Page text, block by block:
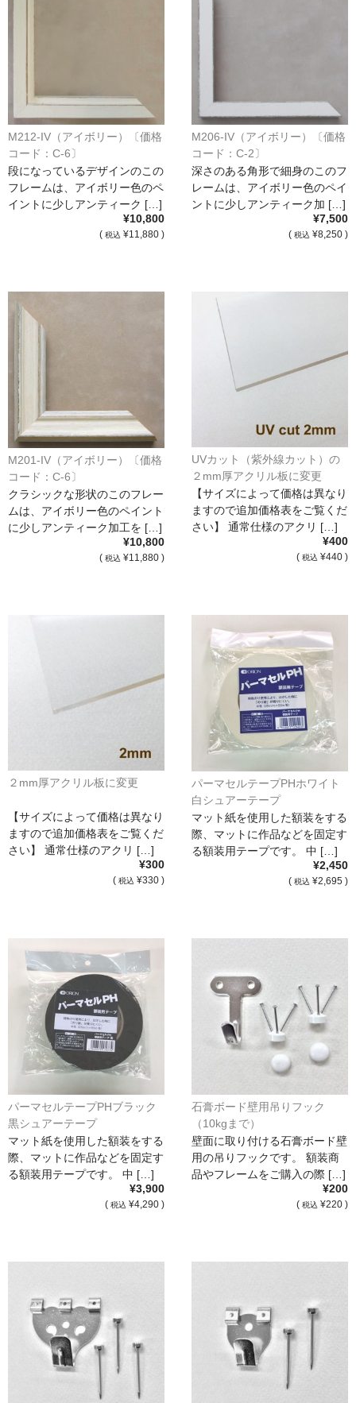
M212-IV（アイボリー）〔価格
コード：C-6〕
段になっているデザインのこの
フレームは、アイボリー色のペ
イントに少しアンティーク […]
¥10,800
( 税込 ¥11,880 )
M206-IV（アイボリー）〔価格
コード：C-2〕
深さのある角形で細身のこのフ
レームは、アイボリー色のペイ
ントに少しアンティーク加 […]
¥7,500
( 税込 ¥8,250 )
M201-IV（アイボリー）〔価格
コード：C-6〕
クラシックな形状のこのフレー
ムは、アイボリー色のペイント
に少しアンティーク加工を […]
¥10,800
( 税込 ¥11,880 )
UVカット（紫外線カット）の
２mm厚アクリル板に変更
【サイズによって価格は異なり
ますので追加価格表をご覧くだ
さい】 通常仕様のアクリ […]
¥400
( 税込 ¥440 )
２mm厚アクリル板に変更
【サイズによって価格は異なり
ますので追加価格表をご覧くだ
さい】 通常仕様のアクリ […]
¥300
( 税込 ¥330 )
パーマセルテープPHホワイト
白シュアーテープ
マット紙を使用した額装をする
際、マットに作品などを固定す
る額装用テープです。 中 […]
¥2,450
( 税込 ¥2,695 )
パーマセルテープPHブラック
黒シュアーテープ
マット紙を使用した額装をする
際、マットに作品などを固定す
る額装用テープです。 中 […]
¥3,900
( 税込 ¥4,290 )
石膏ボード壁用吊りフック
（10kgまで）
壁面に取り付ける石膏ボード壁
用の吊りフックです。 額装商
品やフレームをご購入の際 […]
¥200
( 税込 ¥220 )